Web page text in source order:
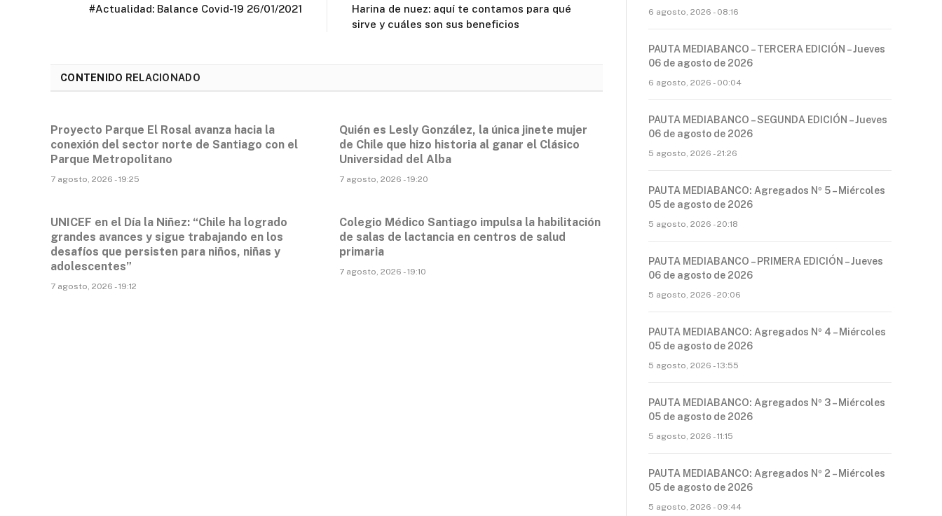
#Actualidad: Balance Covid-19 26/01/2021
Harina de nuez: aquí te contamos para qué
sirve y cuáles son sus beneficios
CONTENIDO RELACIONADO
Proyecto Parque El Rosal avanza hacia la
conexión del sector norte de Santiago con el
Parque Metropolitano
7 agosto, 2026 - 19:25
Quién es Lesly González, la única jinete mujer
de Chile que hizo historia al ganar el Clásico
Universidad del Alba
7 agosto, 2026 - 19:20
UNICEF en el Día la Niñez: “Chile ha logrado
grandes avances y sigue trabajando en los
desafíos que persisten para niños, niñas y
adolescentes”
7 agosto, 2026 - 19:12
Colegio Médico Santiago impulsa la habilitación
de salas de lactancia en centros de salud
primaria
7 agosto, 2026 - 19:10
6 agosto, 2026 - 08:16
PAUTA MEDIABANCO – TERCERA EDICIÓN – Jueves
06 de agosto de 2026
6 agosto, 2026 - 00:04
PAUTA MEDIABANCO – SEGUNDA EDICIÓN – Jueves
06 de agosto de 2026
5 agosto, 2026 - 21:26
PAUTA MEDIABANCO: Agregados Nº 5 – Miércoles
05 de agosto de 2026
5 agosto, 2026 - 20:18
PAUTA MEDIABANCO – PRIMERA EDICIÓN – Jueves
06 de agosto de 2026
5 agosto, 2026 - 20:06
PAUTA MEDIABANCO: Agregados Nº 4 – Miércoles
05 de agosto de 2026
5 agosto, 2026 - 13:55
PAUTA MEDIABANCO: Agregados Nº 3 – Miércoles
05 de agosto de 2026
5 agosto, 2026 - 11:15
PAUTA MEDIABANCO: Agregados Nº 2 – Miércoles
05 de agosto de 2026
5 agosto, 2026 - 09:44